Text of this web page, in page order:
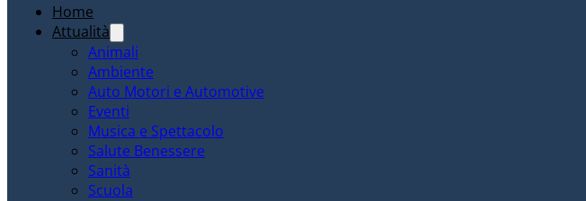
Home
Attualità
Animali
Ambiente
Auto Motori e Automotive
Eventi
Musica e Spettacolo
Salute Benessere
Sanità
Scuola